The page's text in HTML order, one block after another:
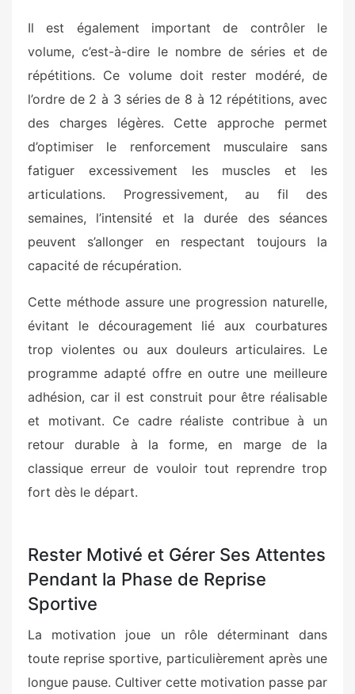
Il est également important de contrôler le
volume, c’est-à-dire le nombre de séries et de
répétitions. Ce volume doit rester modéré, de
l’ordre de 2 à 3 séries de 8 à 12 répétitions, avec
des charges légères. Cette approche permet
d’optimiser le renforcement musculaire sans
fatiguer excessivement les muscles et les
articulations. Progressivement, au fil des
semaines, l’intensité et la durée des séances
peuvent s’allonger en respectant toujours la
capacité de récupération.
Cette méthode assure une progression naturelle,
évitant le découragement lié aux courbatures
trop violentes ou aux douleurs articulaires. Le
programme adapté offre en outre une meilleure
adhésion, car il est construit pour être réalisable
et motivant. Ce cadre réaliste contribue à un
retour durable à la forme, en marge de la
classique erreur de vouloir tout reprendre trop
fort dès le départ.
Rester Motivé et Gérer Ses Attentes
Pendant la Phase de Reprise
Sportive
La motivation joue un rôle déterminant dans
toute reprise sportive, particulièrement après une
longue pause. Cultiver cette motivation passe par